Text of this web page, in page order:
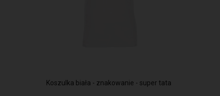
Koszulka biała - znakowanie - super tata